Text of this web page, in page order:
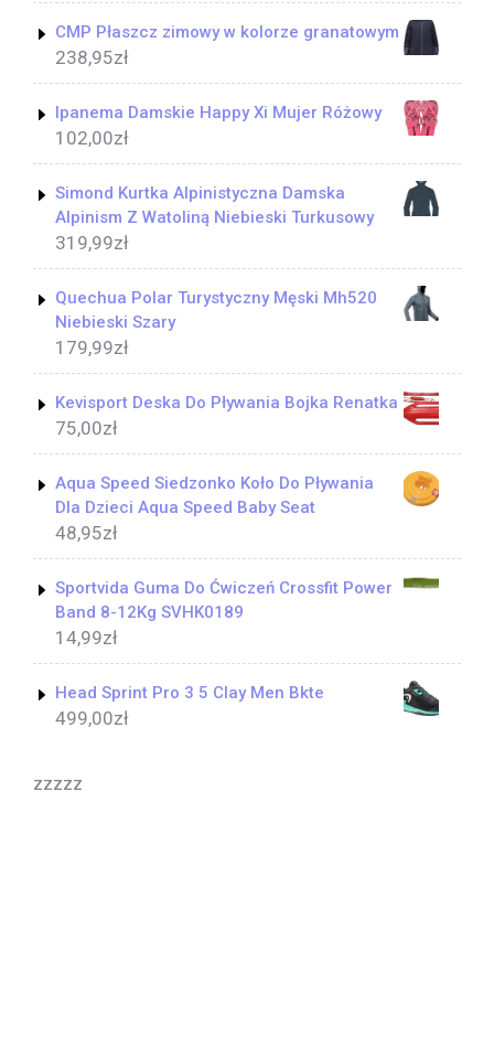
CMP Płaszcz zimowy w kolorze granatowym
238,95zł
Ipanema Damskie Happy Xi Mujer Różowy
102,00zł
Simond Kurtka Alpinistyczna Damska
Alpinism Z Watoliną Niebieski Turkusowy
319,99zł
Quechua Polar Turystyczny Męski Mh520
Niebieski Szary
179,99zł
Kevisport Deska Do Pływania Bojka Renatka
75,00zł
Aqua Speed Siedzonko Koło Do Pływania
Dla Dzieci Aqua Speed Baby Seat
48,95zł
Sportvida Guma Do Ćwiczeń Crossfit Power
Band 8-12Kg SVHK0189
14,99zł
Head Sprint Pro 3 5 Clay Men Bkte
499,00zł
zzzzz